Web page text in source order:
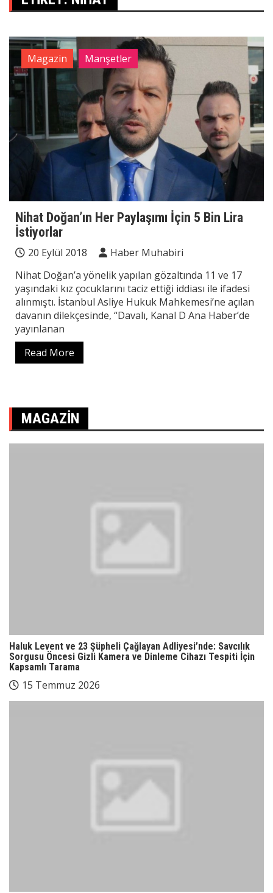
Magazin Manşetler
Nihat Doğan’ın Her Paylaşımı İçin 5 Bin Lira
İstiyorlar
20 Eylül 2018
Haber Muhabiri
Nihat Doğan’a yönelik yapılan gözaltında 11 ve 17
yaşındaki kız çocuklarını taciz ettiği iddiası ile ifadesi
alınmıştı. İstanbul Asliye Hukuk Mahkemesi’ne açılan
davanın dilekçesinde, “Davalı, Kanal D Ana Haber’de
yayınlanan
Read More
MAGAZIN
Haluk Levent ve 23 Şüpheli Çağlayan Adliyesi’nde: Savcılık
Sorgusu Öncesi Gizli Kamera ve Dinleme Cihazı Tespiti İçin
Kapsamlı Tarama
15 Temmuz 2026